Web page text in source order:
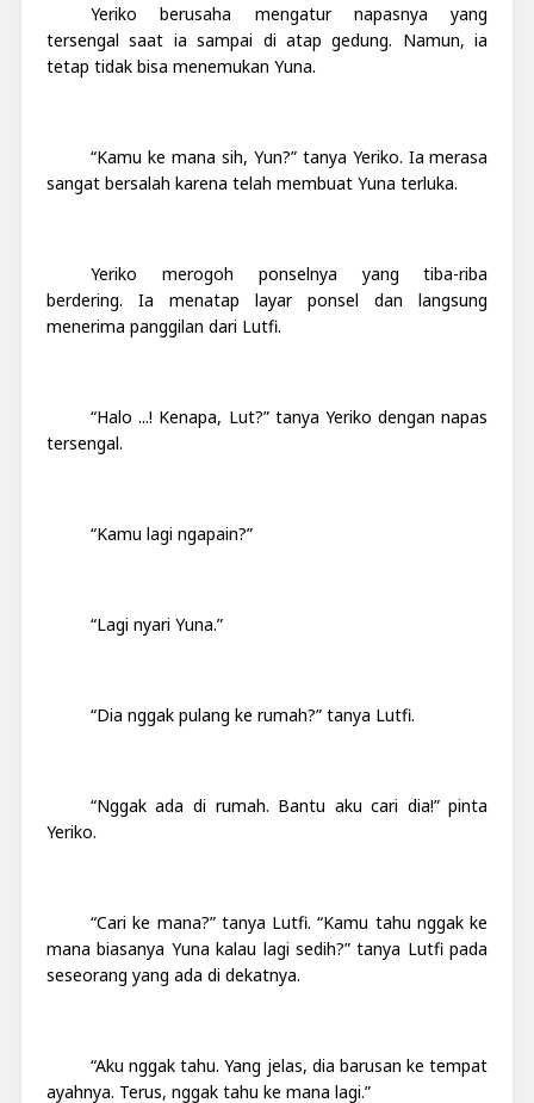
Yeriko berusaha mengatur napasnya yang
tersengal saat ia sampai di atap gedung. Namun, ia
tetap tidak bisa menemukan Yuna.
“Kamu ke mana sih, Yun?” tanya Yeriko. Ia merasa
sangat bersalah karena telah membuat Yuna terluka.
Yeriko merogoh ponselnya yang tiba-riba
berdering. Ia menatap layar ponsel dan langsung
menerima panggilan dari Lutfi.
“Halo ...! Kenapa, Lut?” tanya Yeriko dengan napas
tersengal.
“Kamu lagi ngapain?”
“Lagi nyari Yuna.”
“Dia nggak pulang ke rumah?” tanya Lutfi.
“Nggak ada di rumah. Bantu aku cari dia!” pinta
Yeriko.
“Cari ke mana?” tanya Lutfi. “Kamu tahu nggak ke
mana biasanya Yuna kalau lagi sedih?” tanya Lutfi pada
seseorang yang ada di dekatnya.
“Aku nggak tahu. Yang jelas, dia barusan ke tempat
ayahnya. Terus, nggak tahu ke mana lagi.”